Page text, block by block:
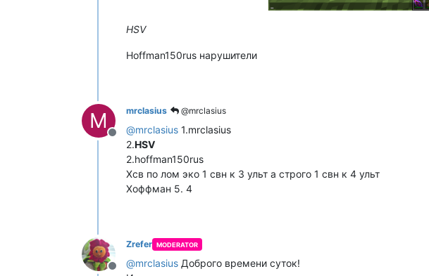
HSV
Hoffman150rus нарушители
M
Не в сети
mrclasius @mrclasius
@mrclasius 1.mrclasius
2.HSV
2.hoffman150rus
Хсв по лом эко 1 свн к 3 ульт а строго 1 свн к 4 ульт
Хоффман 5. 4
Не в сети
Zrefer MODERATOR
@mrclasius Доброго времени суток!